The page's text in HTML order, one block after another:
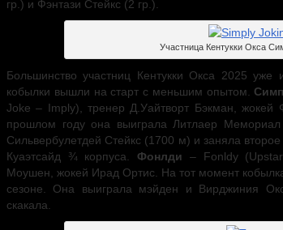
гр.) и Фэнтази Стейкс (2 гр.).
Участница Кентукки Окса
Большинство участниц Кентукки Окса 2025
кобылки вышли на старт с меньшим опытом.
Joke – Imply), тренер Д.Уайтворт Бэкман,
прошлом году она выиграла Литлаер
Сильвербулетдей Стейкс (1700 м) и заняла
Куаэтсайд ¾ корпуса.Фонлди – Fonldy
Моушен, жокей Ирад Ортис. На тот момент
сезоне. Она выиграла мэйден и Вирджиния
скакала.